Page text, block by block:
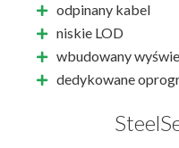
odpinany kabel
niskie LOD
wbudowany
dedykowane